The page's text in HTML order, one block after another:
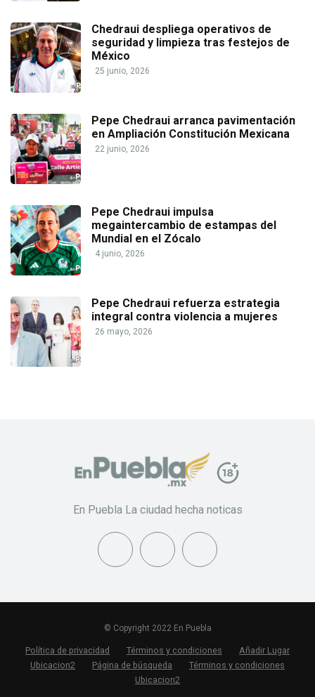
Chedraui despliega operativos de
seguridad y limpieza tras festejos de
México
25 junio, 2026
Pepe Chedraui arranca pavimentación
en Ampliación Constitución Mexicana
22 junio, 2026
Pepe Chedraui impulsa
megaintercambio de estampas del
Mundial en el Zócalo
4 junio, 2026
Pepe Chedraui refuerza estrategia
integral contra violencia a mujeres
26 mayo, 2026
En Puebla La ciudad hecha noticas
© Copyright 2022 En Puebla
Política de privacidad Términos y condiciones
Añadir Lugar
Ubicacion2
Página de búsqueda
Términos y condiciones
Ubicacion2